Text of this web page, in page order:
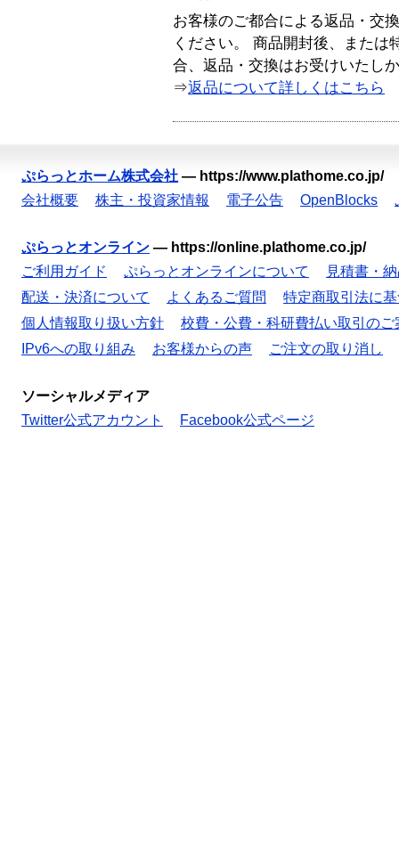
お客様のご都合による返品・交
ください。 商品開封後、または
合、返品・交換はお受けいたし
⇒返品について詳しくはこちら
ぷらっとホーム株式会社 — https://www.plathome.co.jp/
会社概要
株主・投資家情報 電子公告 OpenBlocks
ぷらっとオンライン — https://online.plathome.co.jp/
ご利用ガイド
ぷらっとオンラインについて
見積書・
配送・決済について
よくあるご質問
特定商取引法に
個人情報取り扱い方針
校費・公費・科研費払い取引のご
IPv6への取り組み
お客様からの声 ご注文の取り消し
ソーシャルメディア
Twitter公式アカウント
Facebook公式ページ